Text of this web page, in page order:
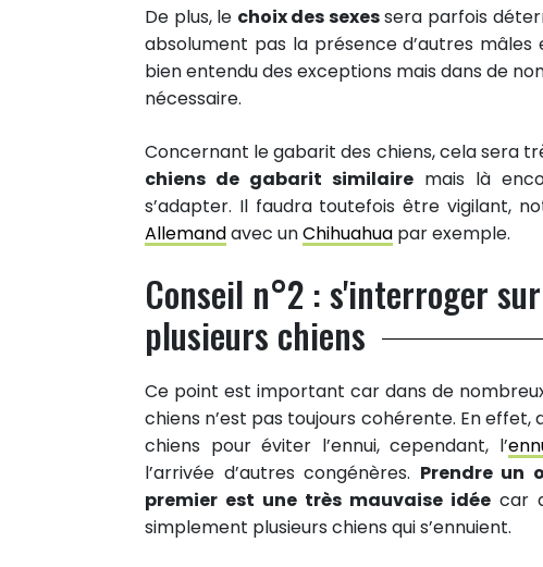
De plus, le choix des sexessera parfois
absolument pas la présence d’autres
bien entendu des exceptions mais dans de
nécessaire.
Concernant le gabarit des chiens, cela sera
chiens de gabarit similaire mais là
s’adapter. Il faudra toutefois être vigilant,
Allemandavec unChihuahua par exemple.
Conseil n°2 : s'interroger
plusieurs chiens
Ce point est important car dans de
chiens n’est pas toujours cohérente. En
chiens pour éviter l’ennui, cependant, l’
l’arrivée d’autres congénères. Prendre un
premier est une très mauvaise idée car
simplement plusieurs chiens qui s’ennuient.